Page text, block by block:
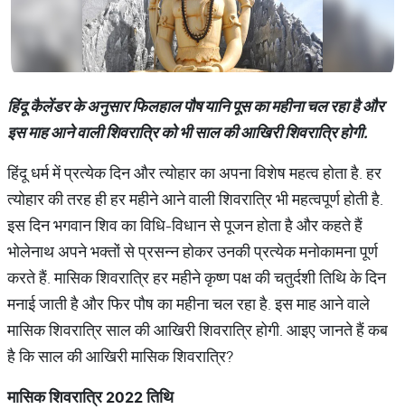
हिंदू कैलेंडर के अनुसार​ फिलहाल पौष यानि पूस का महीना चल रहा है और
इस माह आने वाली शिवरात्रि को भी साल की आखिरी शिवरात्रि होगी.
हिंदू धर्म में प्रत्येक दिन और त्योहार का अपना विशेष महत्व होता है. हर
त्योहार की तरह ही हर महीने आने वाली शिवरात्रि भी महत्वपूर्ण होती है.
इस दिन भगवान शिव का विधि-विधान से पूजन होता है और कहते हैं
भोलेनाथ अपने भक्तों से प्रसन्न होकर उनकी प्रत्येक मनोकामना पूर्ण
करते हैं. मासिक शिवरात्रि हर महीने कृष्ण पक्ष की चतुर्दशी तिथि के दिन
मनाई जाती है और फिर पौष का महीना चल रहा है. इस माह आने वाले
मासिक शिवरात्रि साल की आखिरी शिवरात्रि होगी. आइए जानते हैं कब
है कि साल की आखिरी मासिक शिवरात्रि?
मासिक शिवरात्रि 2022 तिथि